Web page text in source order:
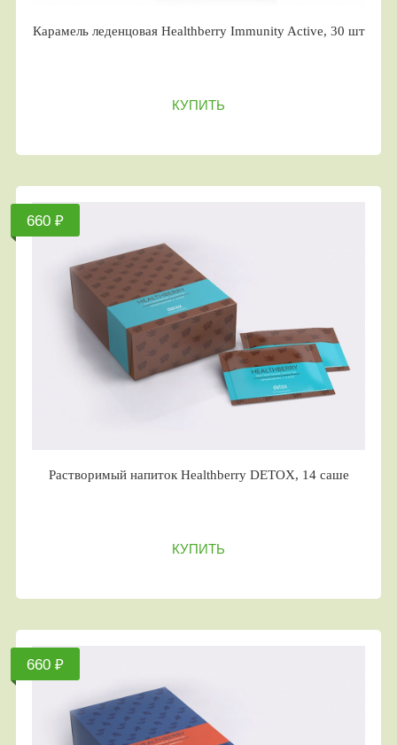
Карамель леденцовая Healthberry Immunity Active, 30 шт
КУПИТЬ
660 ₽
Растворимый напиток Healthberry DETOX, 14 саше
КУПИТЬ
660 ₽